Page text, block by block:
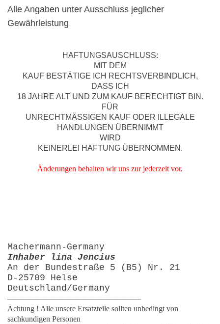
Alle Angaben unter Ausschluss jeglicher
Gewährleistung
HAFTUNGSAUSCHLUSS:
MIT DEM
KAUF BESTÄTIGE ICH RECHTSVERBINDLICH,
DASS ICH
18 JAHRE ALT UND ZUM KAUF BERECHTIGT BIN.
FÜR
UNRECHTMÄSSIGEN KAUF ODER ILLEGALE
HANDLUNGEN ÜBERNIMMT
WIRD
KEINERLEI HAFTUNG ÜBERNOMMEN.
Änderungen behalten wir uns zur jederzeit vor.
Machermann-Germany
Inhaber lina Jencius
An der Bundestraße 5 (B5) Nr. 21
D-25709 Helse
Deutschland/Germany
—————————————————
Achtung ! Alle unsere Ersatzteile sollten unbedingt von
sachkundigen Personen